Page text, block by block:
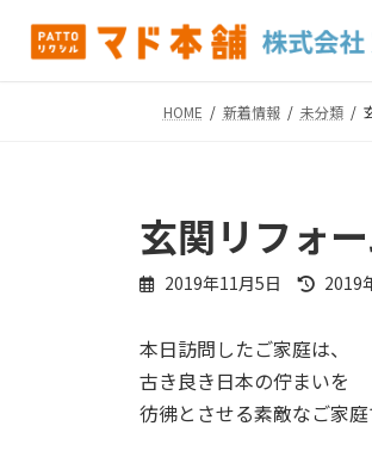
HOME 新着情報 未分類
玄関リフォ
2019年11月5日
最
新
日
時
:
2019
本日訪問したご家庭は、
古き良き日本の佇まいを
彷彿とさせる素敵なご家庭